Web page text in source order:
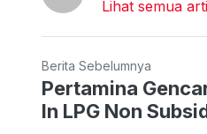
Lihat semua
Berita Sebelumnya
Pertamina
In LPG Non